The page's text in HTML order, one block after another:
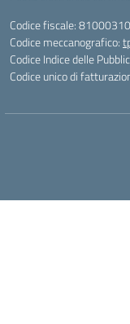
Codice fiscale:
Codice meccanografico:
Codice Indice delle
Codice unico di